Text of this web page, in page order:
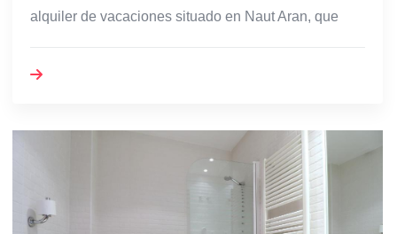
alquiler de vacaciones situado en Naut Aran, que